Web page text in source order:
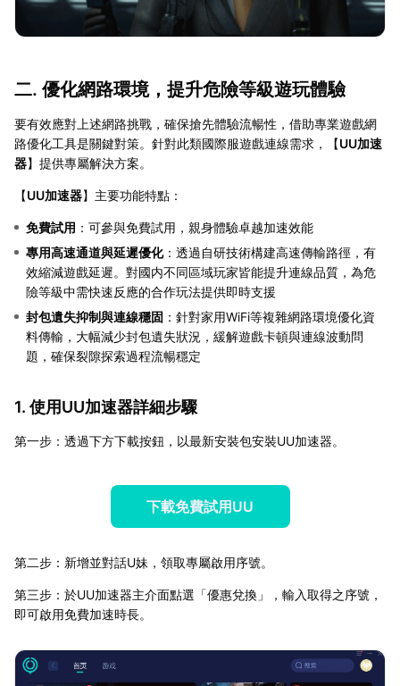
二. 優化網路環境，提升危險等級遊玩體驗
要有效應對上述網路挑戰，確保搶先體驗流暢性，借助專業遊戲網
路優化工具是關鍵對策。針對此類國際服遊戲連線需求，【UU加速
器】提供專屬解決方案。
【UU加速器】主要功能特點：
免費試用 ：可參與免費試用，親身體驗卓越加速效能
專用高速通道與延遲優化：透過自研技術構建高速傳輸路徑，有
效縮減遊戲延遲。對國内不同區域玩家皆能提升連線品質，為危
險等級中需快速反應的合作玩法提供即時支援
封包遺失抑制與連線穩固 ：針對家用WiFi等複雜網路環境優化資
料傳輸，大幅減少封包遺失狀況，緩解遊戲卡頓與連線波動問
題，確保裂隙探索過程流暢穩定
1. 使用UU加速器詳細步驟
第一步：透過下方下載按鈕，以最新安裝包安裝UU加速器。
下載免費試用UU
第二步：新增並對話U妹，領取專屬啟用序號。
第三步：於UU加速器主介面點選「優惠兌換」，輸入取得之序號，
即可啟用免費加速時長。